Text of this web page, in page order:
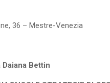
36 – Mestre-Venezia
Bettin